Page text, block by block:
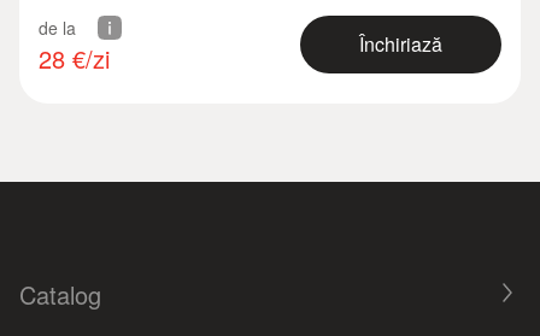
de la
28 €/zi Închiriază
Catalog